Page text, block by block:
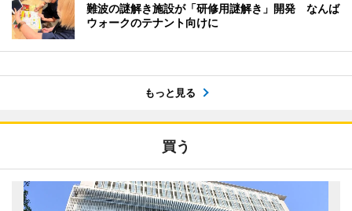
難波の謎解き施設が「研修用謎解き」開発 なんば
ウォークのテナント向けに
もっと見る
買う